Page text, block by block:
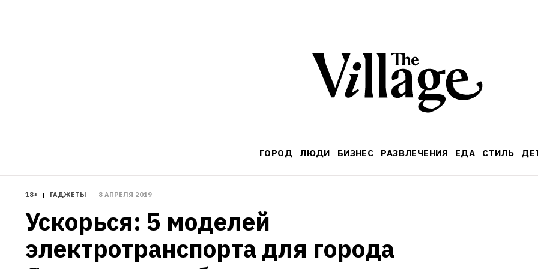
ГОРОД ЛЮДИ БИЗНЕС РАЗВЛЕЧЕНИЯ ЕДА СТИЛЬ
18+ ГАДЖЕТЫ 8 АПРЕЛЯ 2019
Ускорься: 5 моделей
электротранспорта для города